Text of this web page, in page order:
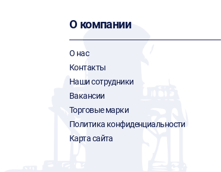
О компании
О нас
Контакты
Наши сотрудники
Вакансии
Торговые марки
Политика конфиденциальности
Карта сайта